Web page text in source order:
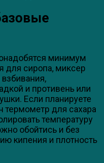
минимум
для сиропа, миксер
и противень или
Если планируете
термометр для сахара
температуру
обойтись и без
кипения и плотность